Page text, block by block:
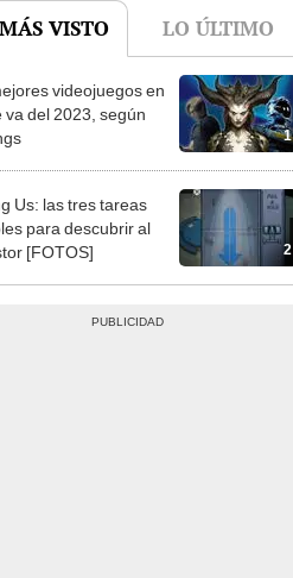
VISTO LO ÚLTIMO
1
videojuegos en
va del 2023, según
2
Us: las tres tareas
para descubrir al
[FOTOS]